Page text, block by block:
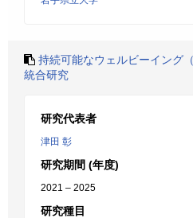
持続可能なウェルビーイング
統合研究
研究代表者
津田 彰
研究期間 (年度)
2021 – 2025
研究種目